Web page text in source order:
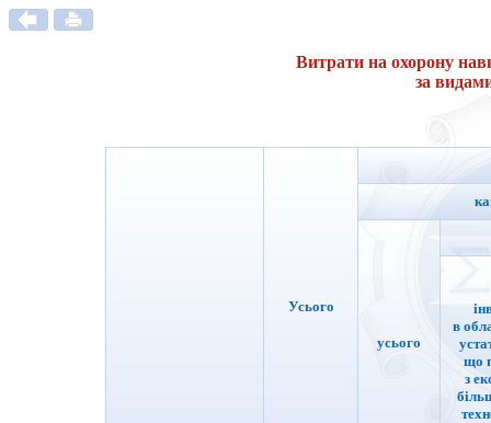
Витрати на охорону
за
Усього
усього
в
що
з